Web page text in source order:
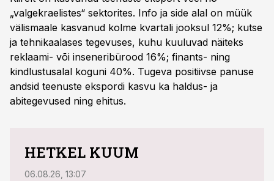
„valgekraelistes“ sektorites. Info ja side alal on müük
välismaale kasvanud kolme kvartali jooksul 12%; kutse
ja tehnikaalases tegevuses, kuhu kuuluvad näiteks
reklaami- või inseneri­bürood 16%; finants- ning
kindlustusalal koguni 40%. Tugeva positiivse panuse
andsid teenuste ekspordi kasvu ka haldus- ja
abitegevused ning ehitus.
HETKEL KUUM
06.08.26, 13:07